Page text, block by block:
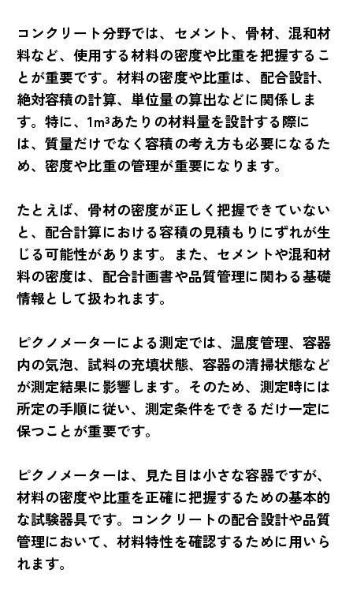
コンクリート分野では、セメント、骨材、混和材
料など、使用する材料の密度や比重を把握するこ
とが重要です。材料の密度や比重は、配合設計、
絶対容積の計算、単位量の算出などに関係しま
す。特に、1m³あたりの材料量を設計する際に
は、質量だけでなく容積の考え方も必要になるた
め、密度や比重の管理が重要になります。
たとえば、骨材の密度が正しく把握できていない
と、配合計算における容積の見積もりにずれが生
じる可能性があります。また、セメントや混和材
料の密度は、配合計画書や品質管理に関わる基礎
情報として扱われます。
ピクノメーターによる測定では、温度管理、容器
内の気泡、試料の充填状態、容器の清掃状態など
が測定結果に影響します。そのため、測定時には
所定の手順に従い、測定条件をできるだけ一定に
保つことが重要です。
ピクノメーターは、見た目は小さな容器ですが、
材料の密度や比重を正確に把握するための基本的
な試験器具です。コンクリートの配合設計や品質
管理において、材料特性を確認するために用いら
れます。